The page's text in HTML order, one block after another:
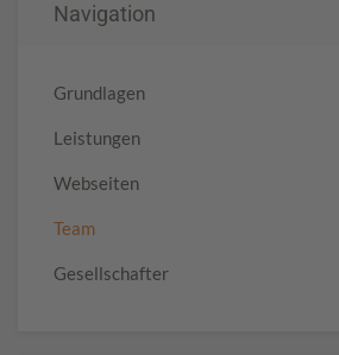
Navigation
Grundlagen
Leistungen
Webseiten
Team
Gesellschafter